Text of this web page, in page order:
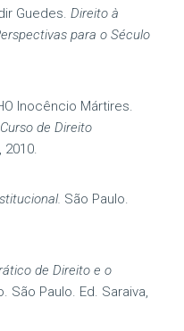
Guedes. Direito à
para o Século
Inocêncio Mártires.
Curso de Direito
2010.
São Paulo.
de Direito e o
São Paulo. Ed. Saraiva,